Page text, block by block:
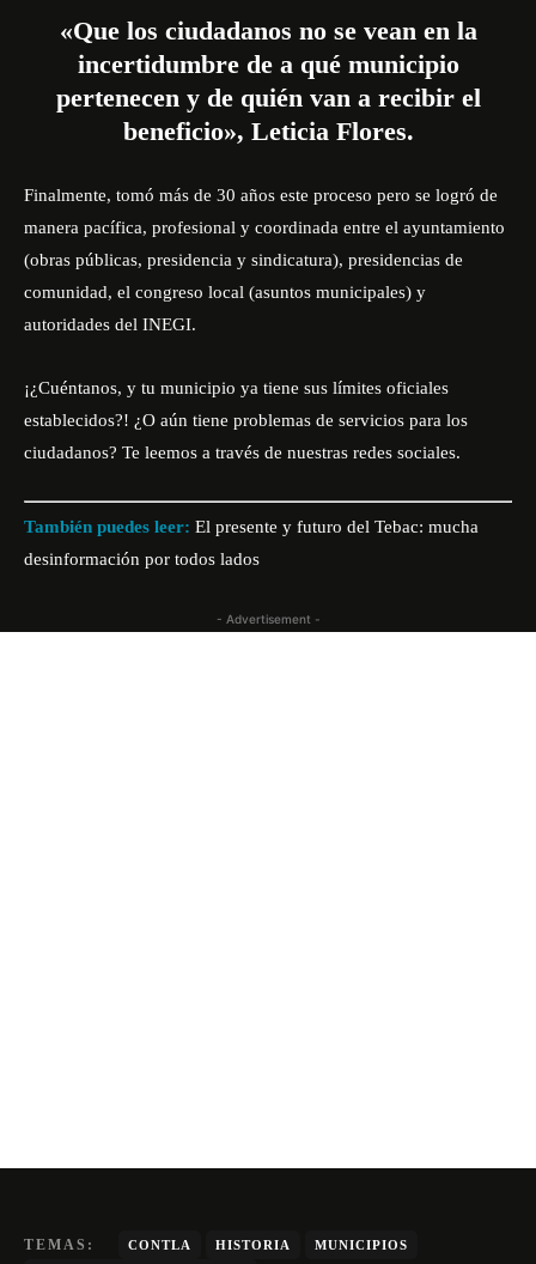
«Que los ciudadanos no se vean en la
incertidumbre de a qué municipio
pertenecen y de quién van a recibir el
beneficio», Leticia Flores.
Finalmente, tomó más de 30 años este proceso pero se logró de
manera pacífica, profesional y coordinada entre el ayuntamiento
(obras públicas, presidencia y sindicatura), presidencias de
comunidad, el congreso local (asuntos municipales) y
autoridades del INEGI.
¡¿Cuéntanos, y tu municipio ya tiene sus límites oficiales
establecidos?! ¿O aún tiene problemas de servicios para los
ciudadanos? Te leemos a través de nuestras redes sociales.
También puedes leer: El presente y futuro del Tebac: mucha
desinformación por todos lados
- Advertisement -
TEMAS: CONTLA HISTORIA
MUNICIPIOS